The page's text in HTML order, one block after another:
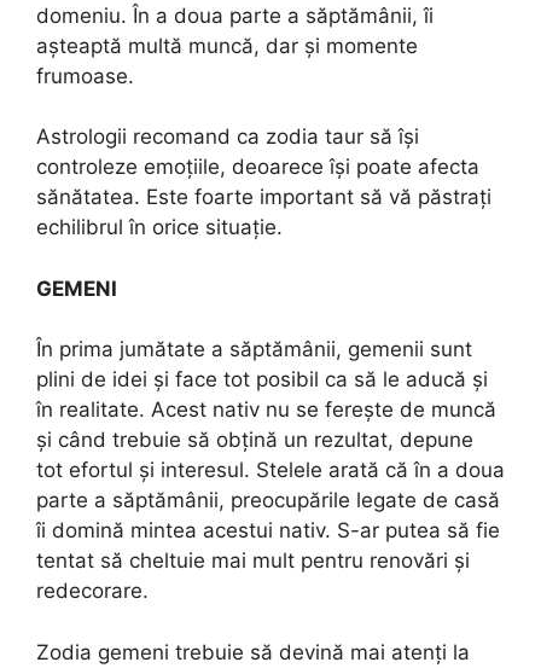
domeniu. În a doua parte a săptămânii, îi
așteaptă multă muncă, dar și momente
frumoase.
Astrologii recomand ca zodia taur să își
controleze emoțiile, deoarece își poate afecta
sănătatea. Este foarte important să vă păstrați
echilibrul în orice situație.
GEMENI
În prima jumătate a săptămânii, gemenii sunt
plini de idei și face tot posibil ca să le aducă și
în realitate. Acest nativ nu se ferește de muncă
și când trebuie să obțină un rezultat, depune
tot efortul și interesul. Stelele arată că în a doua
parte a săptămânii, preocupările legate de casă
îi domină mintea acestui nativ. S-ar putea să fie
tentat să cheltuie mai mult pentru renovări și
redecorare.
Zodia gemeni trebuie să devină mai atenți la